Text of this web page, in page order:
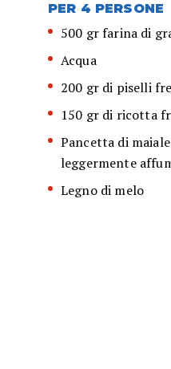
PER 4 PERSONE
500 gr farina di
Acqua
200 gr di piselli
150 gr di ricotta
Pancetta di
leggermente
Legno di melo